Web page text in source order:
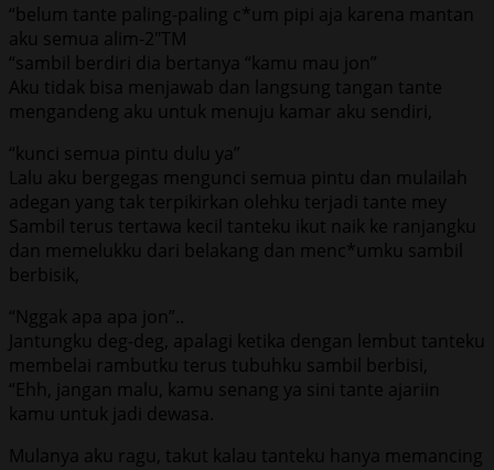
“belum tante paling-paling c*um pipi aja karena mantan
aku semua alim-2″TM
“sambil berdiri dia bertanya “kamu mau jon”
Aku tidak bisa menjawab dan langsung tangan tante
mengandeng aku untuk menuju kamar aku sendiri,
“kunci semua pintu dulu ya”
Lalu aku bergegas mengunci semua pintu dan mulailah
adegan yang tak terpikirkan olehku terjadi tante mey
Sambil terus tertawa kecil tanteku ikut naik ke ranjangku
dan memelukku dari belakang dan menc*umku sambil
berbisik,
“Nggak apa apa jon”..
Jantungku deg-deg, apalagi ketika dengan lembut tanteku
membelai rambutku terus tubuhku sambil berbisi,
“Ehh, jangan malu, kamu senang ya sini tante ajariin
kamu untuk jadi dewasa.
Mulanya aku ragu, takut kalau tanteku hanya memancing